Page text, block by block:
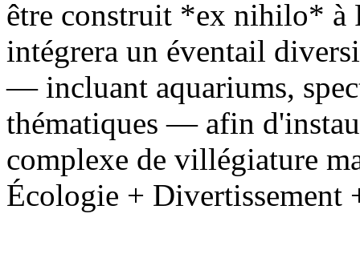
être construit *ex nihilo* à
intégrera un éventail
— incluant aquariums,
thématiques — afin
complexe de villégiature
Écologie + Divertissement